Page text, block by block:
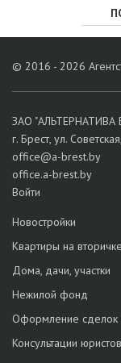
© 2016 - 2026
ЗАО "АЛЬТЕРНАТИВА
г. Брест, ул.
office@a-brest.by
office.a-brest.by
Войти
Новостройки
Квартиры на вторичке
Дома, дачи, участки
Нежилой фонд
Оформление сделок
Консультации юристов